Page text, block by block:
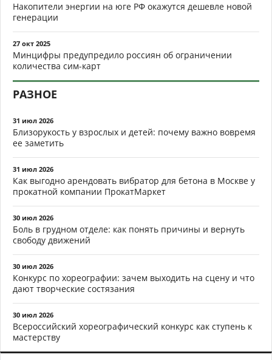
Накопители энергии на юге РФ окажутся дешевле новой
генерации
27 окт 2025
Минцифры предупредило россиян об ограничении
количества сим-карт
РАЗНОЕ
31 июл 2026
Близорукость у взрослых и детей: почему важно вовремя
ее заметить
31 июл 2026
Как выгодно арендовать вибратор для бетона в Москве у
прокатной компании ПрокатМаркет
30 июл 2026
Боль в грудном отделе: как понять причины и вернуть
свободу движений
30 июл 2026
Конкурс по хореографии: зачем выходить на сцену и что
дают творческие состязания
30 июл 2026
Всероссийский хореографический конкурс как ступень к
мастерству